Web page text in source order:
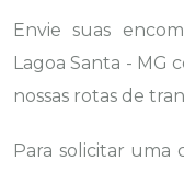
Envie suas
Lagoa Santa - MG
nossas rotas de
Para solicitar uma